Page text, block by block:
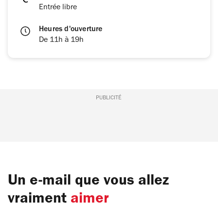
Entrée libre
Heures d'ouverture
De 11h à 19h
PUBLICITÉ
Un e-mail que vous allez
vraiment aimer